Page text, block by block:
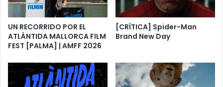
UN RECORRIDO POR EL
ATLÀNTIDA MALLORCA FILM
FEST [PALMA] | AMFF 2026
[CRÍTICA] Spider-Man
Brand New Day